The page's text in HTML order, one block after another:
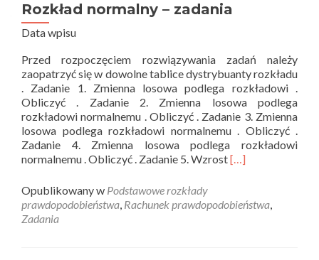
Rozkład normalny – zadania
Data wpisu
Przed rozpoczęciem rozwiązywania zadań należy
zaopatrzyć się w dowolne tablice dystrybuanty rozkładu
. Zadanie 1. Zmienna losowa podlega rozkładowi .
Obliczyć . Zadanie 2. Zmienna losowa podlega
rozkładowi normalnemu . Obliczyć . Zadanie 3. Zmienna
losowa podlega rozkładowi normalnemu . Obliczyć .
Zadanie 4. Zmienna losowa podlega rozkładowi
normalnemu . Obliczyć . Zadanie 5. WzrostRead
Rozkład
normalny
[…]
Opublikowany w Podstawowe rozkłady
prawdopodobieństwa, Rachunek prawdopodobieństwa,
Zadania
Nawigacja po wpisach